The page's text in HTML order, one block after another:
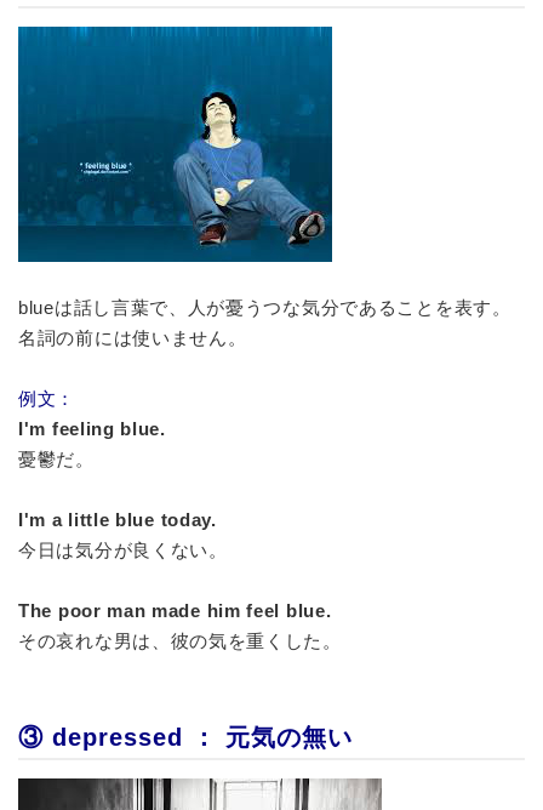
blueは話し言葉で、人が憂うつな気分であることを表す。
名詞の前には使いません。
例文：
I'm feeling blue.
憂鬱だ。
I'm a little blue today.
今日は気分が良くない。
The poor man made him feel blue.
その哀れな男は、彼の気を重くした。
③ depressed ： 元気の無い